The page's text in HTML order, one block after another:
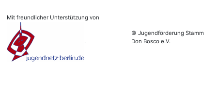
Mit freundlicher Unterstützung von
.
© Jugendförderung Stamm
Don Bosco e.V.